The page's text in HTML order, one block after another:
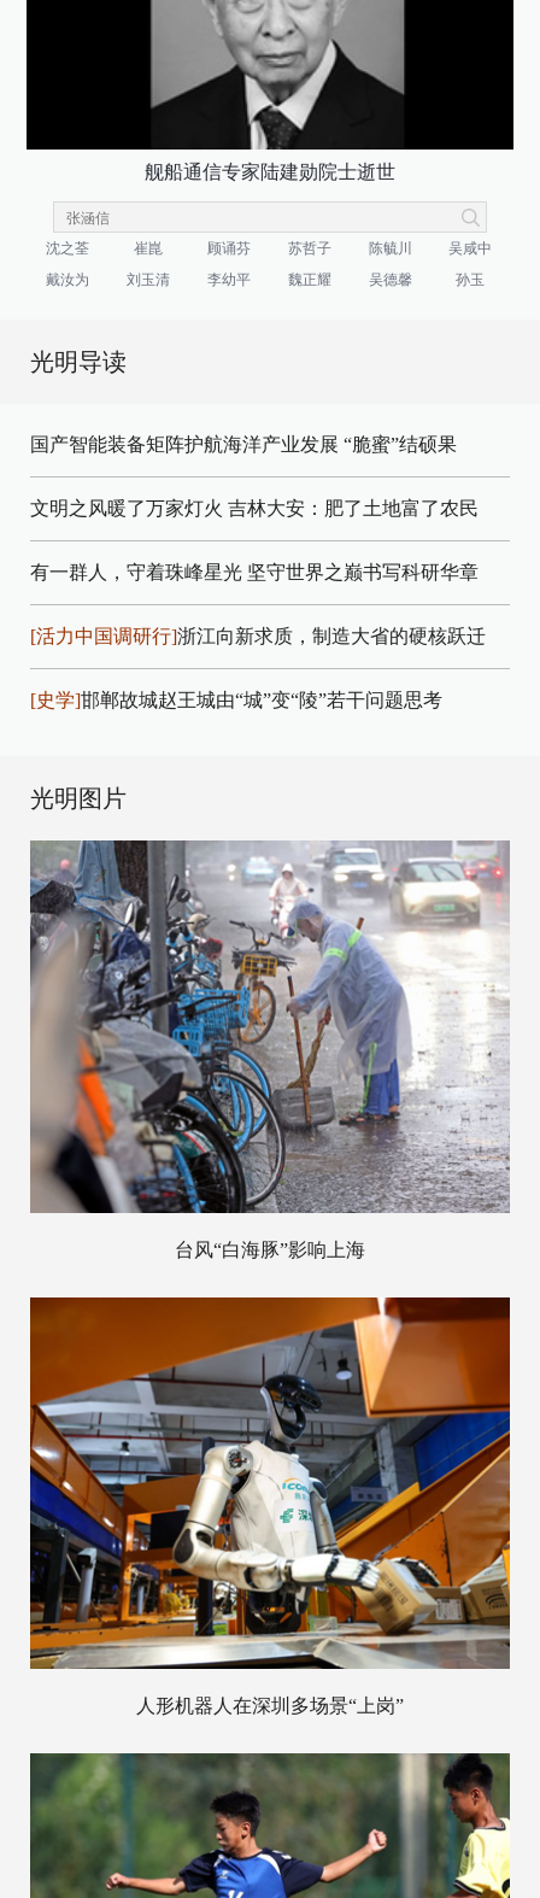
舰船通信专家陆建勋院士逝世
沈之荃 崔崑 顾诵芬 苏哲子 陈毓川
吴咸中
戴汝为
刘玉清 李幼平 魏正耀 吴德馨 孙玉
光明导读
国产智能装备矩阵护航海洋产业发展 “脆蜜”结硕果
文明之风暖了万家灯火 吉林大安：肥了土地富了农民
有一群人，守着珠峰星光 坚守世界之巅书写科研华章
[活力中国调研行]浙江向新求质，制造大省的硬核跃迁
[史学]邯郸故城赵王城由“城”变“陵”若干问题思考
光明图片
台风“白海豚”影响上海
人形机器人在深圳多场景“上岗”